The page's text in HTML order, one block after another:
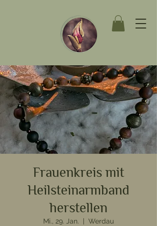
Frauenkreis mit
Heilsteinarmband
herstellen
Mi., 29. Jan. Werdau